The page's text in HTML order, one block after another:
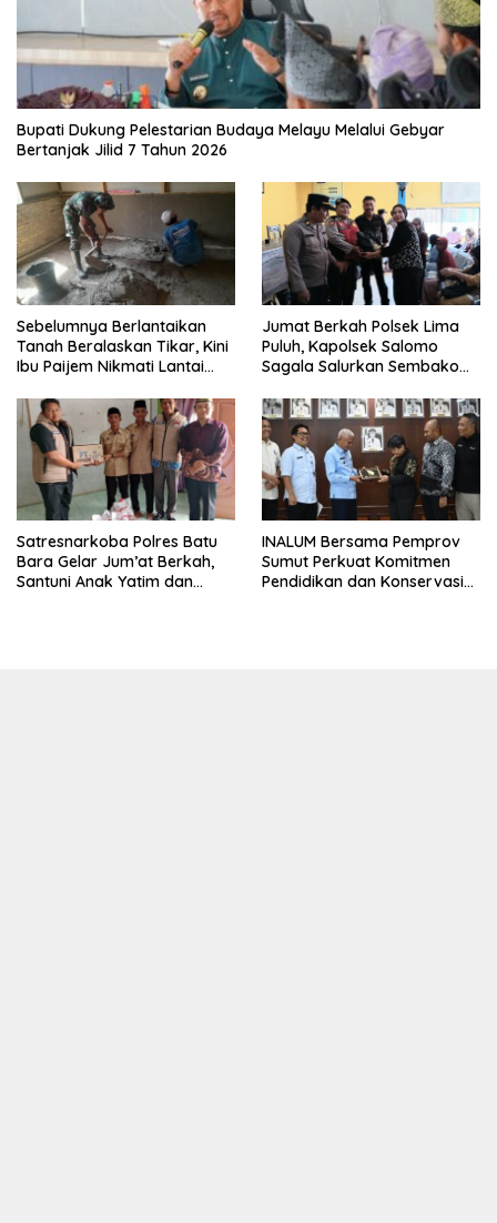
Bupati Dukung Pelestarian Budaya Melayu Melalui Gebyar
Bertanjak Jilid 7 Tahun 2026
Sebelumnya Berlantaikan
Tanah Beralaskan Tikar, Kini
Ibu Paijem Nikmati Lantai
Satgas TMMD Ke-129 Kodim
0208/Asahan
Jumat Berkah Polsek Lima
Puluh, Kapolsek Salomo
Sagala Salurkan Sembako
Gambus
Satresnarkoba Polres Batu
Bara Gelar Jum’at Berkah,
Santuni Anak Yatim dan
INALUM Bersama Pemprov
Sumut Perkuat Komitmen
Pendidikan dan Konservasi